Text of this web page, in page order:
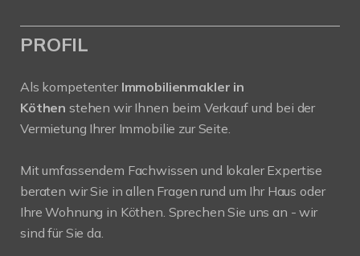
PROFIL
Als kompetenter Immobilienmakler in
Köthen stehen wir Ihnen beim Verkauf und bei der
Vermietung Ihrer Immobilie zur Seite.
Mit umfassendem Fachwissen und lokaler Expertise
beraten wir Sie in allen Fragen rund um Ihr Haus oder
Ihre Wohnung in Köthen. Sprechen Sie uns an - wir
sind für Sie da.